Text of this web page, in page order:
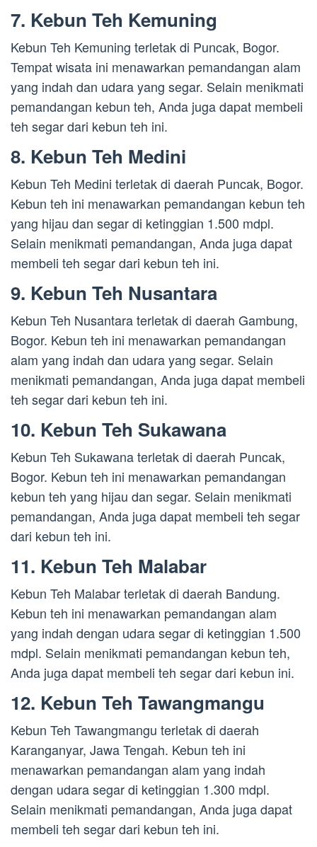
7. Kebun Teh Kemuning
Kebun Teh Kemuning terletak di Puncak, Bogor.
Tempat wisata ini menawarkan pemandangan alam
yang indah dan udara yang segar. Selain menikmati
pemandangan kebun teh, Anda juga dapat membeli
teh segar dari kebun teh ini.
8. Kebun Teh Medini
Kebun Teh Medini terletak di daerah Puncak, Bogor.
Kebun teh ini menawarkan pemandangan kebun teh
yang hijau dan segar di ketinggian 1.500 mdpl.
Selain menikmati pemandangan, Anda juga dapat
membeli teh segar dari kebun teh ini.
9. Kebun Teh Nusantara
Kebun Teh Nusantara terletak di daerah Gambung,
Bogor. Kebun teh ini menawarkan pemandangan
alam yang indah dan udara yang segar. Selain
menikmati pemandangan, Anda juga dapat membeli
teh segar dari kebun teh ini.
10. Kebun Teh Sukawana
Kebun Teh Sukawana terletak di daerah Puncak,
Bogor. Kebun teh ini menawarkan pemandangan
kebun teh yang hijau dan segar. Selain menikmati
pemandangan, Anda juga dapat membeli teh segar
dari kebun teh ini.
11. Kebun Teh Malabar
Kebun Teh Malabar terletak di daerah Bandung.
Kebun teh ini menawarkan pemandangan alam
yang indah dengan udara segar di ketinggian 1.500
mdpl. Selain menikmati pemandangan kebun teh,
Anda juga dapat membeli teh segar dari kebun ini.
12. Kebun Teh Tawangmangu
Kebun Teh Tawangmangu terletak di daerah
Karanganyar, Jawa Tengah. Kebun teh ini
menawarkan pemandangan alam yang indah
dengan udara segar di ketinggian 1.300 mdpl.
Selain menikmati pemandangan, Anda juga dapat
membeli teh segar dari kebun teh ini.